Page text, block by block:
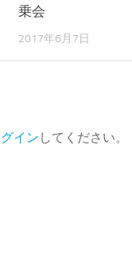
乗会
2017年6月7日
イン してください。